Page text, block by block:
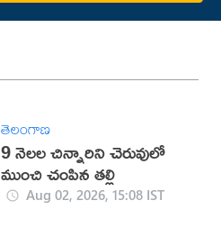
తెలంగాణ
9 నెలల చిన్నారిని చెరువులో
ముంచి చంపిన తల్లి
Aug 02, 2026, 15:08 IST